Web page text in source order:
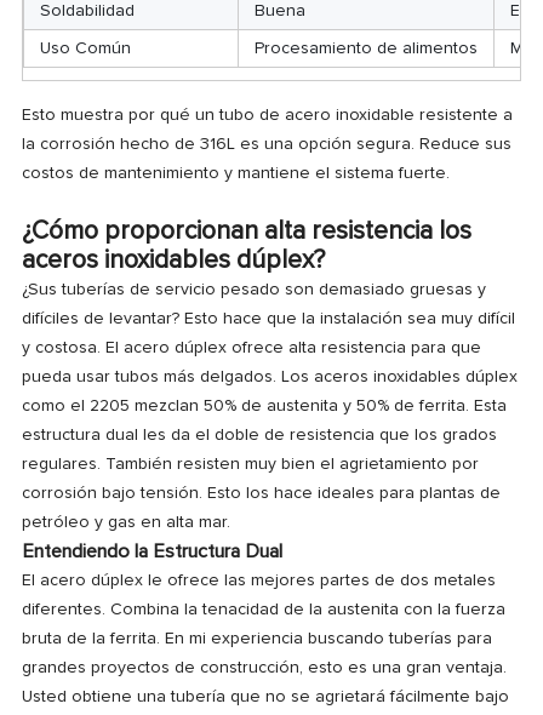
Soldabilidad Buena
Uso Común Procesamiento de alimentos
Esto muestra por qué un tubo de acero inoxidable resistente a
la corrosión hecho de 316L es una opción segura. Reduce sus
costos de mantenimiento y mantiene el sistema fuerte.
¿Cómo proporcionan alta resistencia los
aceros inoxidables dúplex?
¿Sus tuberías de servicio pesado son demasiado gruesas y
difíciles de levantar? Esto hace que la instalación sea muy difícil
y costosa. El acero dúplex ofrece alta resistencia para que
pueda usar tubos más delgados. Los aceros inoxidables dúplex
como el 2205 mezclan 50% de austenita y 50% de ferrita. Esta
estructura dual les da el doble de resistencia que los grados
regulares. También resisten muy bien el agrietamiento por
corrosión bajo tensión. Esto los hace ideales para plantas de
petróleo y gas en alta mar.
Entendiendo la Estructura Dual
El acero dúplex le ofrece las mejores partes de dos metales
diferentes. Combina la tenacidad de la austenita con la fuerza
bruta de la ferrita. En mi experiencia buscando tuberías para
grandes proyectos de construcción, esto es una gran ventaja.
Usted obtiene una tubería que no se agrietará fácilmente bajo